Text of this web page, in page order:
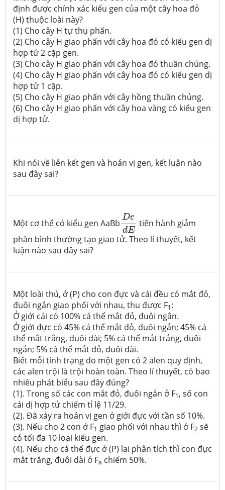
định được chính xác kiểu gen của một cây hoa đỏ
(H) thuộc loài này?
(1) Cho cây H tự thụ phấn.
(2) Cho cây H giao phấn với cây hoa đỏ có kiểu gen dị
hợp tử 2 cặp gen.
(3) Cho cây H giao phấn với cây hoa đỏ thuần chủng.
(4) Cho cây H giao phấn với cây hoa đỏ có kiểu gen dị
hợp tử 1 cặp.
(5) Cho cây H giao phấn với cây hồng thuần chủng.
(6) Cho cây H giao phấn với cây hoa vàng có kiểu gen
dị hợp tử.
Khi nói về liên kết gen và hoán vị gen, kết luận nào
sau đây sai?
Một cơ thể có kiểu gen AaBb
De
dE
Ded
tiến hành giảm
phân bình thường tạo giao tử. Theo lí thuyết, kết
luận nào sau đây sai?
Một loài thú, ở (P) cho con đực và cái đều có mắt đỏ,
đuôi ngắn giao phối với nhau, thu được F1:
Ở giới cái có 100% cá thể mắt đỏ, đuôi ngắn.
Ở giới đực có 45% cá thể mắt đỏ, đuôi ngắn; 45% cá
thể mắt trắng, đuôi dài; 5% cá thể mắt trắng, đuôi
ngắn; 5% cá thể mắt đỏ, đuôi dài.
Biết mỗi tính trạng do một gen có 2 alen quy định,
các alen trội là trội hoàn toàn. Theo lí thuyết, có bao
nhiêu phát biểu sau đây đúng?
(1). Trong số các con mắt đỏ, đuôi ngắn ở F1, số con
cái dị hợp tử chiếm tỉ lệ 11/29.
(2). Đã xảy ra hoán vị gen ở giới đực với tần số 10%.
(3). Nếu cho 2 con ở F1 giao phối với nhau thì ở F2 sẽ
có tối đa 10 loại kiểu gen.
(4). Nếu cho cá thể đực ở (P) lai phân tích thì con đực
mắt trắng, đuôi dài ở Fa chiếm 50%.